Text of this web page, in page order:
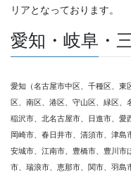
リアとなっております。
愛知・岐阜・
愛知（名古屋市中区、千種区、東
区、南区、港区、守山区、緑区、
稲沢市、北名古屋市、日進市、愛
岡崎市、春日井市、清須市、津島
安城市、江南市、豊橋市、豊川市
市、瑞浪市、恵那市、関市、羽島